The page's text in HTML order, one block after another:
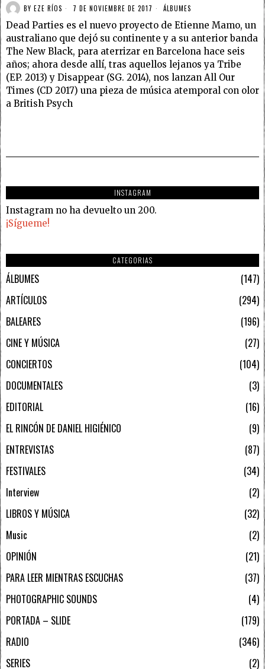
BY EZE RÍOS 7 DE NOVIEMBRE DE 2017 ÁLBUMES
Dead Parties es el nuevo proyecto de Etienne Mamo, un
australiano que dejó su continente y a su anterior banda
The New Black, para aterrizar en Barcelona hace seis
años; ahora desde allí, tras aquellos lejanos ya Tribe
(EP. 2013) y Disappear (SG. 2014), nos lanzan All Our
Times (CD 2017) una pieza de música atemporal con olor
a British Psych
INSTAGRAM
Instagram no ha devuelto un 200.
¡Sígueme!
CATEGORIAS
ÁLBUMES
147
ARTÍCULOS
294
BALEARES
196
CINE Y MÚSICA
27
CONCIERTOS
104
DOCUMENTALES
3
EDITORIAL
16
EL RINCÓN DE DANIEL HIGIÉNICO
9
ENTREVISTAS
87
FESTIVALES
34
Interview
2
LIBROS Y MÚSICA
32
Music
2
OPINIÓN
21
PARA LEER MIENTRAS ESCUCHAS
37
PHOTOGRAPHIC SOUNDS
4
PORTADA – SLIDE
179
RADIO
346
SERIES
2